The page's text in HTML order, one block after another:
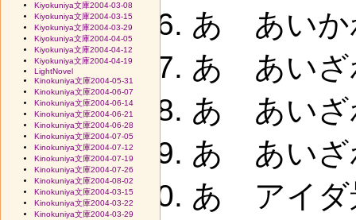
あ あいか
あ あいざ
あ あいざ
あ あいざ
あ アイダ
Kiyokuniya文庫2004-03-08
Kiyokuniya文庫2004-03-15
Kiyokuniya文庫2004-03-29
Kiyokuniya文庫2004-04-05
Kiyokuniya文庫2004-04-12
Kiyokuniya文庫2004-04-19
LightNovel
Kinokuniya文庫2004-05-31
Kinokuniya文庫2004-06-07
Kinokuniya文庫2004-06-14
Kinokuniya文庫2004-06-21
Kinokuniya文庫2004-06-28
Kinokuniya文庫2004-07-05
Kinokuniya文庫2004-07-12
Kinokuniya文庫2004-07-19
Kinokuniya文庫2004-07-26
Kinokuniya文庫2004-08-02
Kinokuniya文庫2004-03-15
Kinokuniya文庫2004-03-22
Kinokuniya文庫2004-03-29